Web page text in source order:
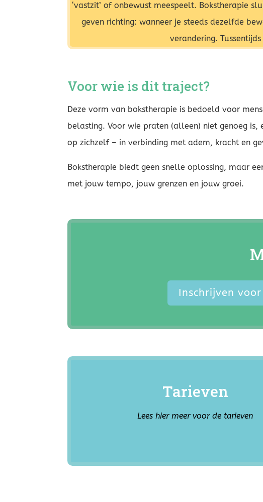
‘vastzit’ of onbewust meespeelt. Bokstherapie
geven richting: wanneer je steeds dezelfde
verandering.
Voor wie is dit traject?
Deze vorm van bokstherapie is bedoeld voor
belasting. Voor wie praten (alleen) niet genoeg
op zichzelf – in verbinding met adem, kracht en
Bokstherapie biedt geen snelle oplossing, maar
met jouw tempo, jouw grenzen en jouw groei.
Inschrijven
Tarieven
Lees hier meer voor de tarieven